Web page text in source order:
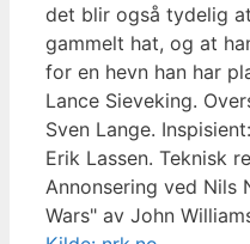
det blir også tydelig
gammelt hat, og at
for en hevn han har
Lance Sieveking.
Sven Lange.
Erik Lassen. Teknisk
Annonsering ved Nils
Wars" av John